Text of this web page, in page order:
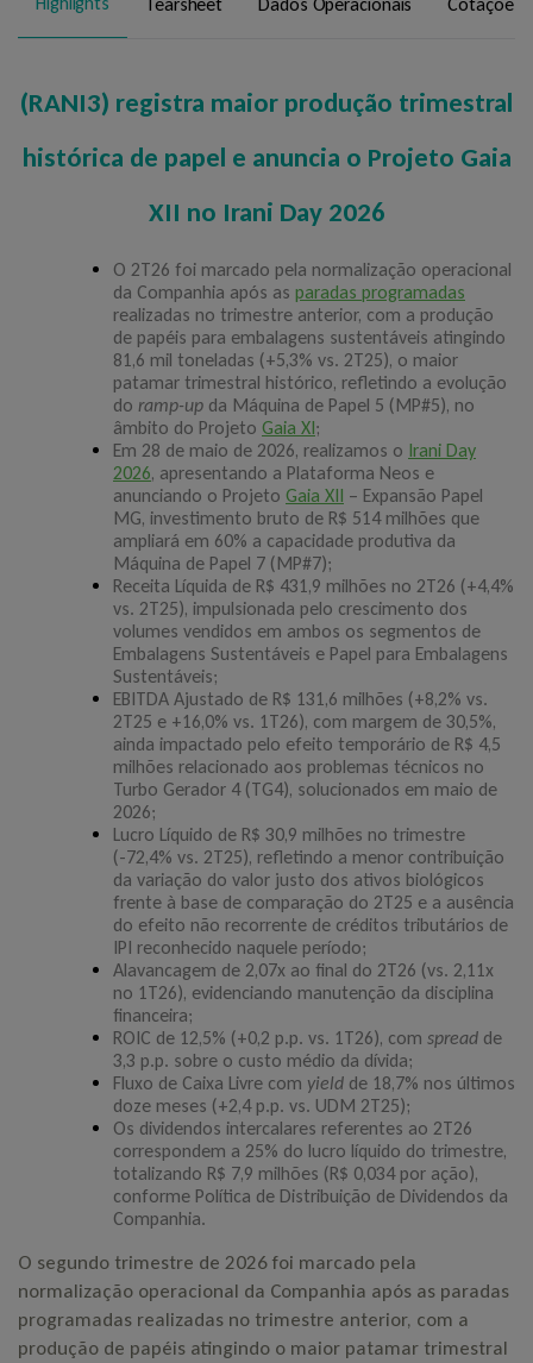
Visão Geral
Composição Acionária
Estatuto, Códigos, Políticas e Regimentos
Central de Resultados
Documentos CVM
Comunicados, Fatos Relevantes e Atas
Apresentações
Rating
Dívida – Mercado de Capitais
Vídeos
Sustentabilidade
Iniciativas de Sustentabilidade
Integridade e Ética
Plataforma Gaia
Relato Integrado
Relatório IFRS S1 e S2
Serviços aos Investidores
Cadastre-se no Mailing
Central de Análises
Cobertura de Analistas
Calendário de Eventos
Perguntas Frequentes
Fale Conosco
Conheça Mais
Irani em Foco
Notícias
(RANI3) registra maior produção trimestral
histórica de papel e anuncia o Projeto Gaia
XII no Irani Day 2026
O 2T26 foi marcado pela normalização operacional
da Companhia após as paradas programadas
realizadas no trimestre anterior, com a produção
de papéis para embalagens sustentáveis atingindo
81,6 mil toneladas (+5,3% vs. 2T25), o maior
patamar trimestral histórico, refletindo a evolução
do ramp-up da Máquina de Papel 5 (MP#5), no
âmbito do Projeto Gaia XI;
Em 28 de maio de 2026, realizamos o Irani Day
2026, apresentando a Plataforma Neos e
anunciando o Projeto Gaia XII – Expansão Papel
MG, investimento bruto de R$ 514 milhões que
ampliará em 60% a capacidade produtiva da
Máquina de Papel 7 (MP#7);
Receita Líquida de R$ 431,9 milhões no 2T26 (+4,4%
vs. 2T25), impulsionada pelo crescimento dos
volumes vendidos em ambos os segmentos de
Embalagens Sustentáveis e Papel para Embalagens
Sustentáveis;
EBITDA Ajustado de R$ 131,6 milhões (+8,2% vs.
2T25 e +16,0% vs. 1T26), com margem de 30,5%,
ainda impactado pelo efeito temporário de R$ 4,5
milhões relacionado aos problemas técnicos no
Turbo Gerador 4 (TG4), solucionados em maio de
2026;
Lucro Líquido de R$ 30,9 milhões no trimestre
(-72,4% vs. 2T25), refletindo a menor contribuição
da variação do valor justo dos ativos biológicos
frente à base de comparação do 2T25 e a ausência
do efeito não recorrente de créditos tributários de
IPI reconhecido naquele período;
Alavancagem de 2,07x ao final do 2T26 (vs. 2,11x
no 1T26), evidenciando manutenção da disciplina
financeira;
ROIC de 12,5% (+0,2 p.p. vs. 1T26), com spread de
3,3 p.p. sobre o custo médio da dívida;
Fluxo de Caixa Livre com yield de 18,7% nos últimos
doze meses (+2,4 p.p. vs. UDM 2T25);
Os dividendos intercalares referentes ao 2T26
correspondem a 25% do lucro líquido do trimestre,
totalizando R$ 7,9 milhões (R$ 0,034 por ação),
conforme Política de Distribuição de Dividendos da
Companhia.
O segundo trimestre de 2026 foi marcado pela
normalização operacional da Companhia após as paradas
programadas realizadas no trimestre anterior, com a
produção de papéis atingindo o maior patamar trimestral